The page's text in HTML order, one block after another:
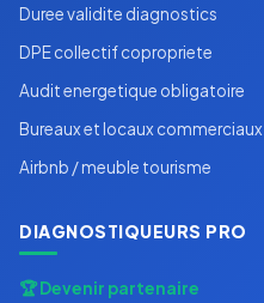
Duree validite diagnostics
DPE collectif copropriete
Audit energetique obligatoire
Bureaux et locaux commerciaux
Airbnb / meuble tourisme
DIAGNOSTIQUEURS PRO
🏆 Devenir partenaire